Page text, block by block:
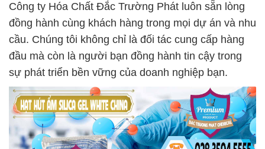
Công ty Hóa Chất Đắc Trường Phát luôn sẵn lòng
đồng hành cùng khách hàng trong mọi dự án và nhu
cầu. Chúng tôi không chỉ là đối tác cung cấp hàng
đầu mà còn là người bạn đồng hành tin cậy trong
sự phát triển bền vững của doanh nghiệp bạn.